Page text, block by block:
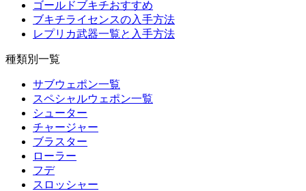
ゴールドブキチおすすめ
ブキチライセンスの入手方法
レプリカ武器一覧と入手方法
種類別一覧
サブウェポン一覧
スペシャルウェポン一覧
シューター
チャージャー
ブラスター
ローラー
フデ
スロッシャー